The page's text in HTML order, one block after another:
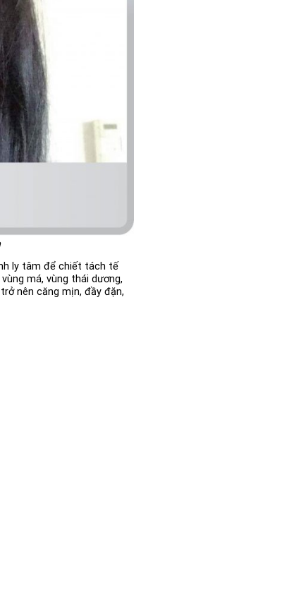
ly tâm để chiết tách tế
má, vùng thái dương,
nên căng mịn, đầy đặn,